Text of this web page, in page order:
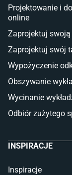
Lampy stojące LED
Płytki
Płytki Cersanit
Płytki
Glazura
Płytki marmurowe
Projektowanie i
online
Zaprojektuj
Zaprojektuj swój
Wypożyczenie
Obszywanie
Wycinanie
Odbiór zużytego
INSPIRACJE
Inspiracje